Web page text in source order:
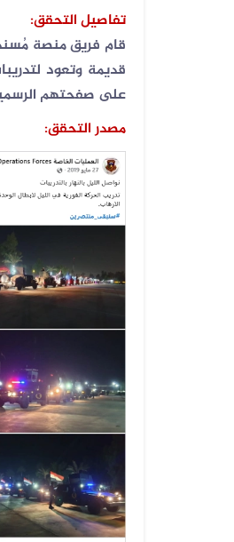
تفاصيل التحقق:
قام فريق منصة
على صفحتهم
مصدر التحقق:
06 أغسطس 2026
فيديو